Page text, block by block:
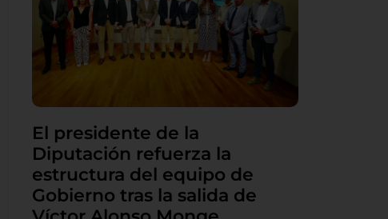
El presidente de la
Diputación refuerza la
estructura del equipo de
Gobierno tras la salida de